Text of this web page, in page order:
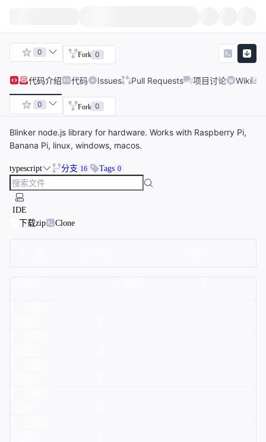
0 Fork 0
代码介绍 代码 Issues Pull Requests 项目讨论 Wiki
0 Fork 0
Blinker node.js library for hardware. Works with Raspberry Pi,
Banana Pi, linux, windows, macos.
typescript 分支 16 Tags 0
IDE
下载zip
Clone